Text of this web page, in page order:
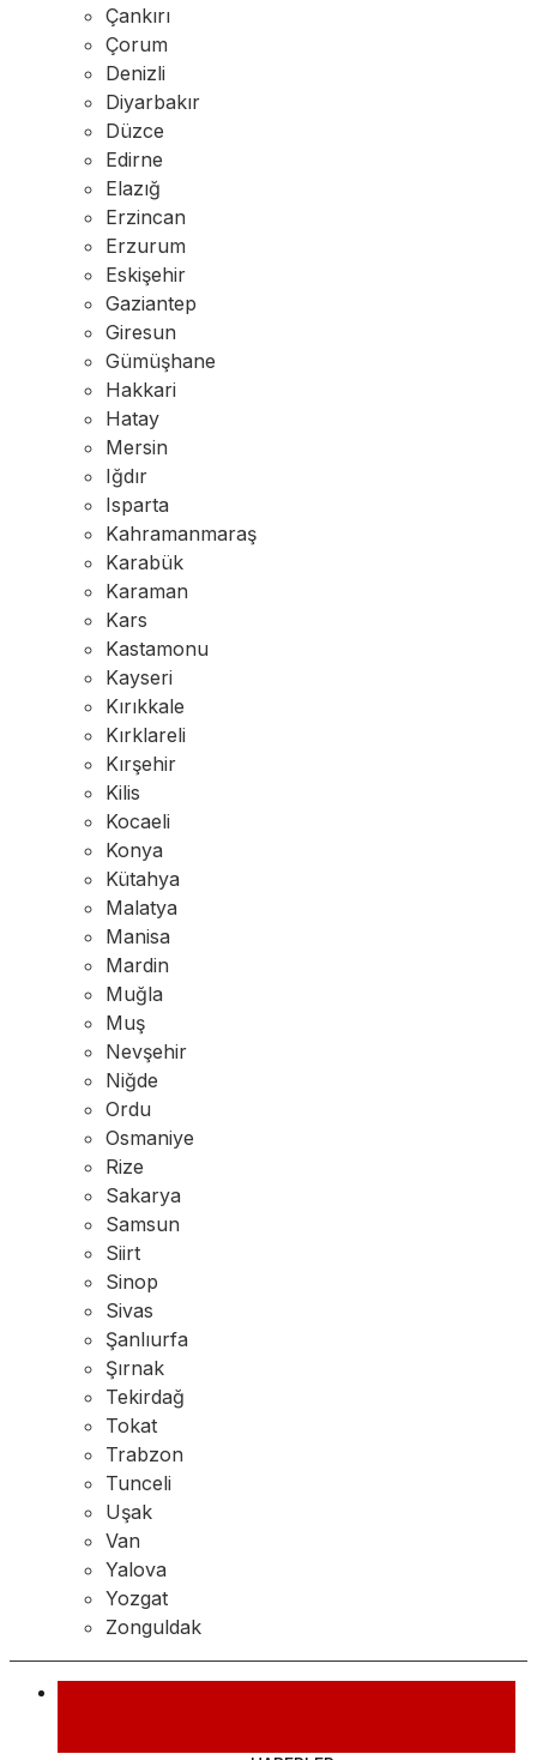
Çankırı
Çorum
Denizli
Diyarbakır
Düzce
Edirne
Elazığ
Erzincan
Erzurum
Eskişehir
Gaziantep
Giresun
Gümüşhane
Hakkari
Hatay
Mersin
Iğdır
Isparta
Kahramanmaraş
Karabük
Karaman
Kars
Kastamonu
Kayseri
Kırıkkale
Kırklareli
Kırşehir
Kilis
Kocaeli
Konya
Kütahya
Malatya
Manisa
Mardin
Muğla
Muş
Nevşehir
Niğde
Ordu
Osmaniye
Rize
Sakarya
Samsun
Siirt
Sinop
Sivas
Şanlıurfa
Şırnak
Tekirdağ
Tokat
Trabzon
Tunceli
Uşak
Van
Yalova
Yozgat
Zonguldak